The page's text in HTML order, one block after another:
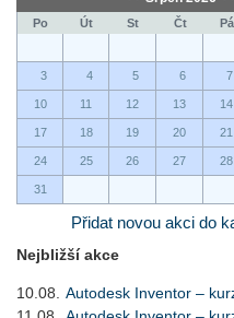
Po Út St Čt Pá
3 4 5 6 7
10 11 12 13 14
17 18 19 20 21
24 25 26 27 28
31
Přidat novou akci do
Nejbližší akce
10.08.
Autodesk Inventor –